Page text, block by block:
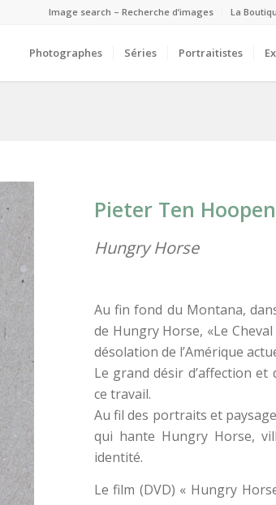
Image search – Recherche d’images La
Photographes Séries Portraitistes
Pieter Ten Hoopen
Hungry Horse
Au fin fond du Montana,
de Hungry Horse, «Le
désolation de l’Amérique
Le grand désir d’affection
ce travail.
Au fil des portraits et
qui hante Hungry Horse,
identité.
Le film (DVD) « Hungry